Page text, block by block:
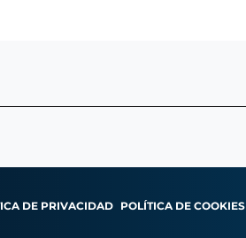
DE PRIVACIDAD POLÍTICA DE COOKIES